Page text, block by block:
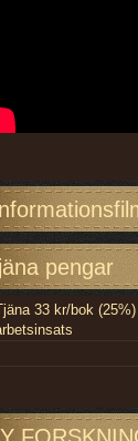
pengar
33 kr/bok